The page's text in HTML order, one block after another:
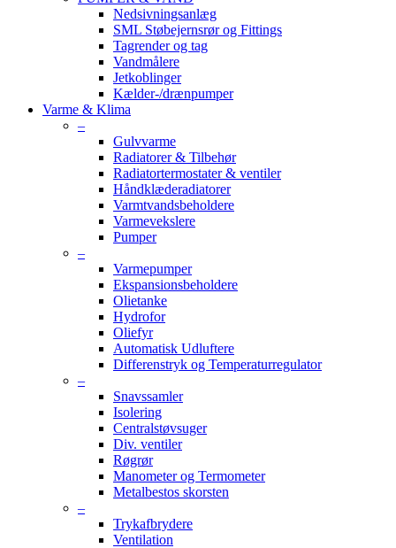
Nedsivningsanlæg
SML Støbejernsrør og Fittings
Tagrender og tag
Vandmålere
Jetkoblinger
Kælder-/drænpumper
Varme & Klima
–
Gulvvarme
Radiatorer & Tilbehør
Radiatortermostater & ventiler
Håndklæderadiatorer
Varmtvandsbeholdere
Varmevekslere
Pumper
–
Varmepumper
Ekspansionsbeholdere
Olietanke
Hydrofor
Oliefyr
Automatisk Udluftere
Differenstryk og Temperaturregulator
–
Snavssamler
Isolering
Centralstøvsuger
Div. ventiler
Røgrør
Manometer og Termometer
Metalbestos skorsten
–
Trykafbrydere
Ventilation